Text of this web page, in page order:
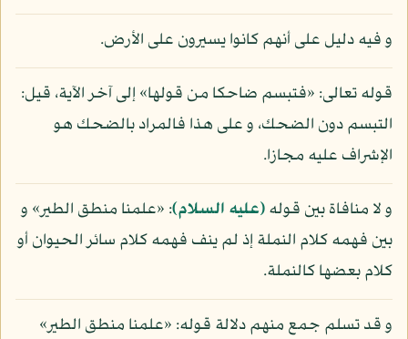
و فيه دليل على أنهم كانوا يسيرون على الأرض.
قوله تعالى: «فتبسم ضاحكا من قولها» إلى آخر الآية، قيل:
التبسم دون الضحك، و على هذا فالمراد بالضحك هو
الإشراف عليه مجازا.
و لا منافاة بين قوله(عليه السلام): «علمنا منطق الطير» و
بين فهمه كلام النملة إذ لم ينف فهمه كلام سائر الحيوان أو
كلام بعضها كالنملة.
و قد تسلم جمع منهم دلالة قوله: «علمنا منطق الطير»